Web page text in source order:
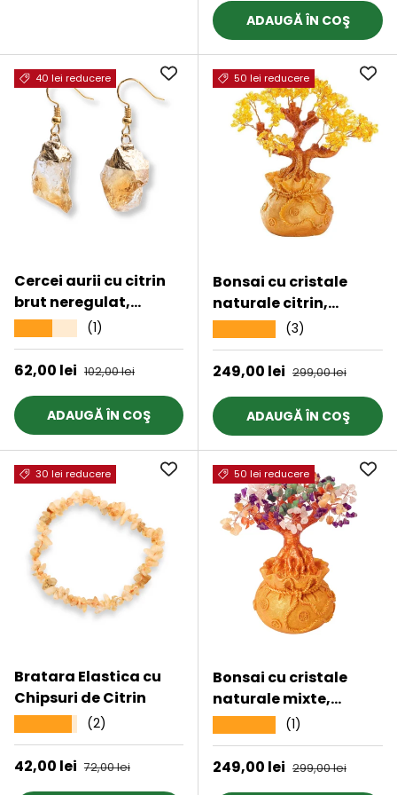
ADAUGĂ ÎN COŞ
40 lei reducere
Cercei aurii cu citrin
brut neregulat,
pentru energie si
prosperitate
(1)
Preț de vânzare
62,00 lei Preț obișnuit
102,00 lei
ADAUGĂ ÎN COŞ
50 lei reducere
Bonsai cu cristale
naturale citrin,
supranumit „copacul
banilor” - Copacelul
cu inaltimea de 25 cm
perfect pentru
prosperitate, succes,
energie pozitiva
(3)
Preț de vânzare
249,00 lei Preț obișnuit
299,00 lei
ADAUGĂ ÎN COŞ
30 lei reducere
Bratara Elastica cu
Chipsuri de Citrin
(2)
Preț de vânzare
42,00 lei Preț obișnuit
72,00 lei
50 lei reducere
Bonsai cu cristale
naturale mixte,
supranumit „copacul
banilor” - Copacelul
cu inaltimea de 25 cm
(1)
Preț de vânzare
249,00 lei Preț obișnuit
299,00 lei